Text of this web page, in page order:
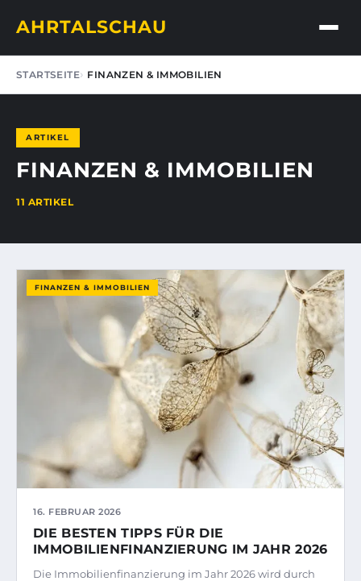
AHRTALSCHAU
STARTSEITE FINANZEN & IMMOBILIEN
ARTIKEL
FINANZEN & IMMOBILIEN
11 ARTIKEL
FINANZEN & IMMOBILIEN
16. FEBRUAR 2026
DIE BESTEN TIPPS FÜR DIE
IMMOBILIENFINANZIERUNG IM JAHR 2026
Die Immobilienfinanzierung im Jahr 2026 wird durch